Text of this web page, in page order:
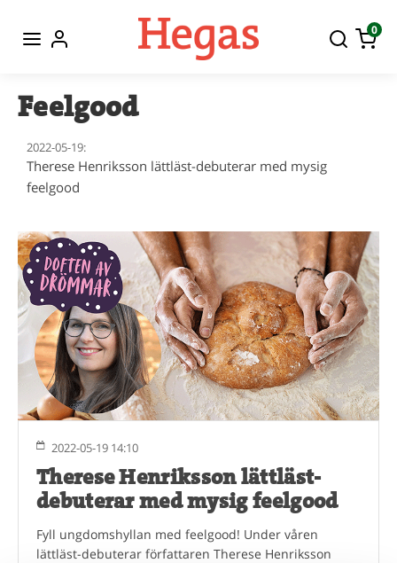
0
Feelgood
2022-05-19:
Therese Henriksson lättläst-debuterar med mysig
feelgood
2022-05-19 14:10
Therese Henriksson lättläst-
debuterar med mysig feelgood
Fyll ungdomshyllan med feelgood! Under våren
lättläst-debuterar författaren Therese Henriksson